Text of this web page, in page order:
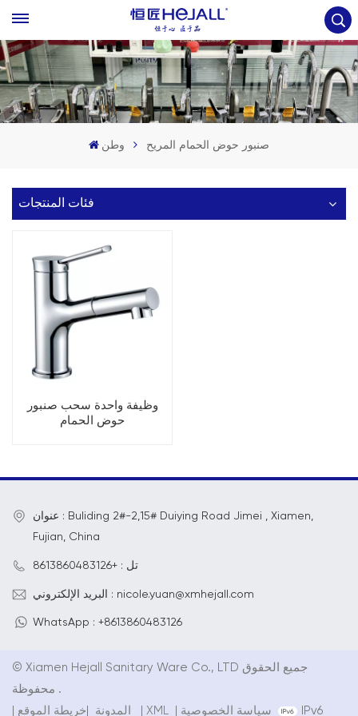
وطن صنبور حوض الحمام المريح
فئات المنتجات
وظيفة واحدة سحب صنبور
حوض الحمام
عنوان : Buliding 2#-2,15# Duiying Road Jimei , Xiamen,
Fujian, China
تل : +8613860483126
البريد الإلكتروني : nicole.yuan@xmhejall.com
WhatsApp : +8613860483126
© Xiamen Hejall Sanitary Ware Co., LTD جميع الحقوق
محفوظة .
المدونة XML سياسة الخصوصية IPv6